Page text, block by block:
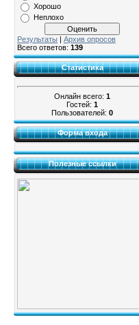
Хорошо
Неплохо
Результаты | Архив опросов
Всего ответов: 139
Статистика
Онлайн всего: 1
Гостей: 1
Пользователей: 0
Форма входа
Полезные ссылки